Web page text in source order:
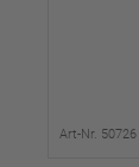
Art-Nr. 50726